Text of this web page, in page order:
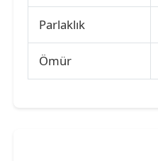
Parlaklık
Ömür